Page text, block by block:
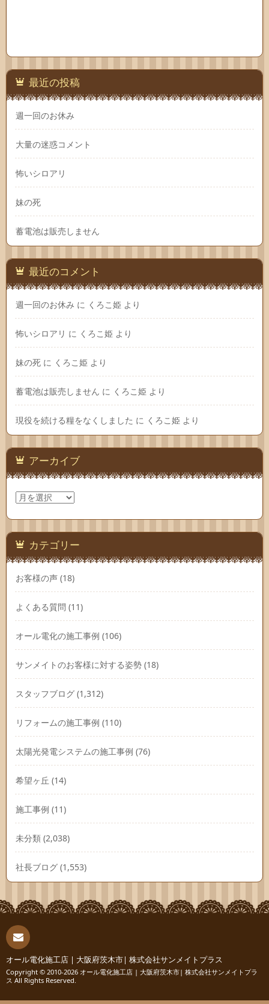
最近の投稿
週一回のお休み
大量の迷惑コメント
怖いシロアリ
妹の死
蓄電池は販売しません
最近のコメント
週一回のお休み に くろこ姫 より
怖いシロアリ に くろこ姫 より
妹の死 に くろこ姫 より
蓄電池は販売しません に くろこ姫 より
現役を続ける糧をなくしました に くろこ姫 より
アーカイブ
ア
ー
カ
イ
ブ カテゴリー
お客様の声 (18)
よくある質問 (11)
オール電化の施工事例 (106)
サンメイトのお客様に対する姿勢 (18)
スタッフブログ (1,312)
リフォームの施工事例 (110)
太陽光発電システムの施工事例 (76)
希望ヶ丘 (14)
施工事例 (11)
未分類 (2,038)
社長ブログ (1,553)
連絡
先
オール電化施工店 | 大阪府茨木市| 株式会社サンメイトプラス
Copyright © 2010-2026 オール電化施工店 | 大阪府茨木市| 株式会社サンメイトプラ
ス All Rights Reserved.